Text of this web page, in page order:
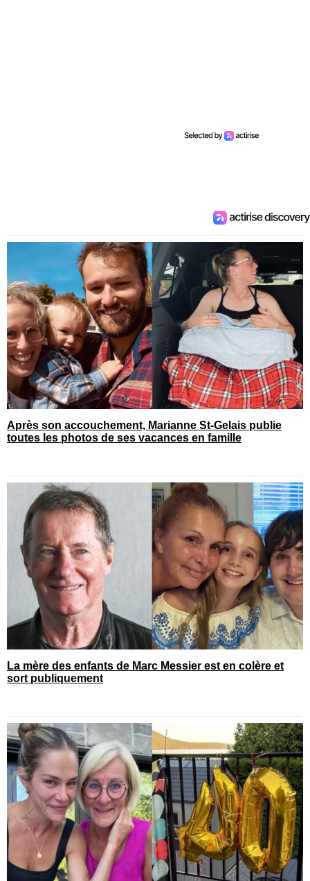
Après son accouchement, Marianne St-Gelais publie
toutes les photos de ses vacances en famille
La mère des enfants de Marc Messier est en colère et
sort publiquement